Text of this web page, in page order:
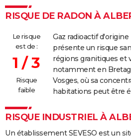
RISQUE DE RADON À
Le risque
est de :
1 / 3
Risque
faible
Gaz radioactif
présente un risque
régions granitiques et
notamment en
Vosges, où sa
habitations peut être
RISQUE INDUSTRIEL À
Un établissement SEVESO est un